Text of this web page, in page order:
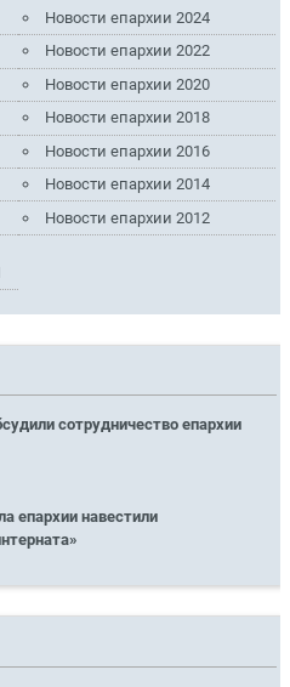
Новости епархии 2024
Новости епархии 2022
Новости епархии 2020
Новости епархии 2018
Новости епархии 2016
Новости епархии 2014
Новости епархии 2012
сотрудничество епархии
епархии навестили